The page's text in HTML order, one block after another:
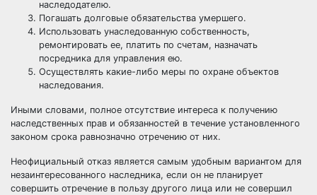
наследодателю.
Погашать долговые обязательства умершего.
Использовать унаследованную собственность,
ремонтировать ее, платить по счетам, назначать
посредника для управления ею.
Осуществлять какие-либо меры по охране объектов
наследования.
Иными словами, полное отсутствие интереса к получению
наследственных прав и обязанностей в течение установленного
законом срока равнозначно отречению от них.
Неофициальный отказ является самым удобным вариантом для
незаинтересованного наследника, если он не планирует
совершить отречение в пользу другого лица или не совершил